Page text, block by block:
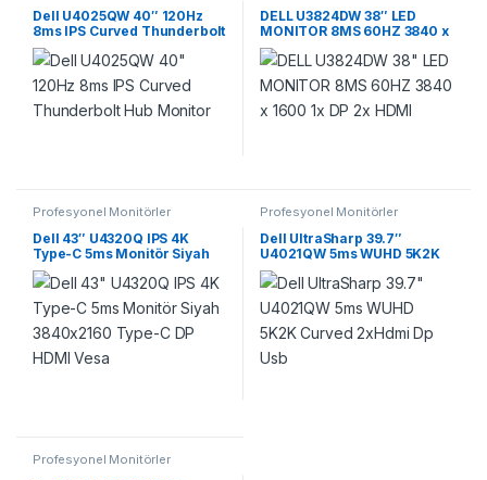
Dell U4025QW 40″ 120Hz
8ms IPS Curved Thunderbolt
Hub Monitor
DELL U3824DW 38″ LED
MONITOR 8MS 60HZ 3840 x
1600 1x DP 2x HDMI
Profesyonel Monitörler
Dell 43″ U4320Q IPS 4K
Type-C 5ms Monitör Siyah
3840×2160 Type-C DP HDMI
Vesa
Profesyonel Monitörler
Dell UltraSharp 39.7″
U4021QW 5ms WUHD 5K2K
Curved 2xHdmi Dp Usb
Profesyonel Monitörler